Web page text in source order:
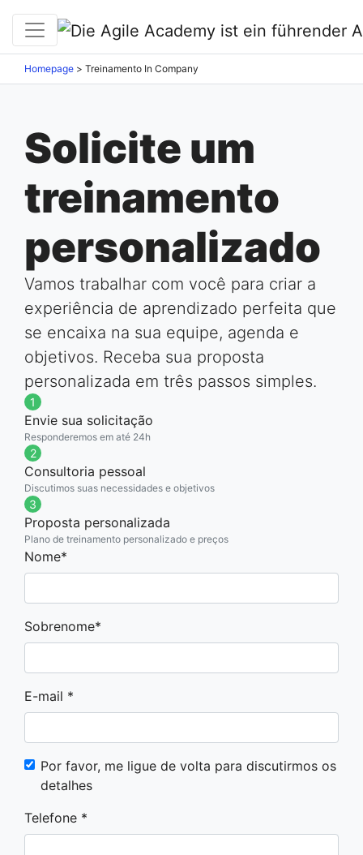
Homepage > Treinamento In Company
Solicite um
treinamento
personalizado
Vamos trabalhar com você para criar a
experiência de aprendizado perfeita que
se encaixa na sua equipe, agenda e
objetivos. Receba sua proposta
personalizada em três passos simples.
1
Envie sua solicitação
Responderemos em até 24h
2
Consultoria pessoal
Discutimos suas necessidades e objetivos
3
Proposta personalizada
Plano de treinamento personalizado e preços
Nome*
Sobrenome*
E-mail *
Por favor, me ligue de volta para discutirmos os
detalhes
Telefone *